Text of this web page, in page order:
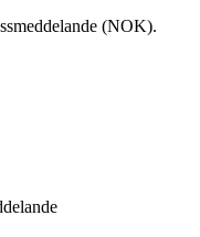
(NOK).